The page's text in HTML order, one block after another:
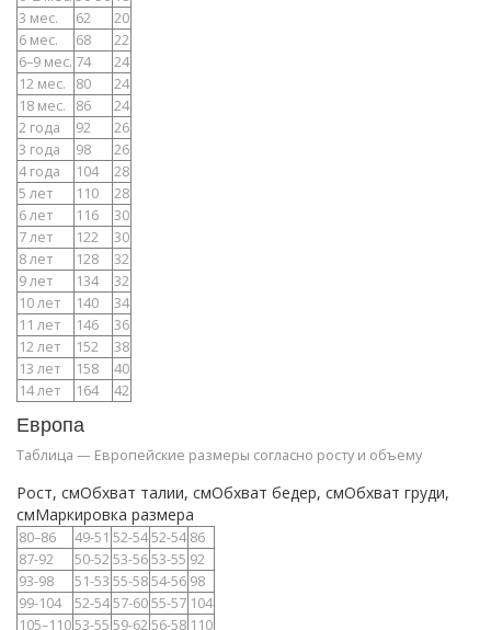
3 мес.
62
20
6 мес.
68
22
6–9 мес. 74
24
12 мес.
80
24
18 мес.
86
24
2 года
92
26
3 года
98
26
4 года
104
28
5 лет
110
28
6 лет
116
30
7 лет
122
30
8 лет
128
32
9 лет
134
32
10 лет
140
34
11 лет
146
36
12 лет
152
38
13 лет
158
40
14 лет
164 42
Европа
Таблица — Европейские размеры согласно росту и объему
Рост, смОбхват талии, смОбхват бедер, смОбхват груди,
смМаркировка размера
80–86 49-51 52-5452-54 86
87-92
50-5253-5653-55 92
93-98
51-53 55-5854-56 98
99-104
52-5457-6055-57 104
105–11053-55 59-6256-58 110